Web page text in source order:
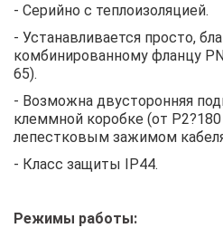
- Серийно с теплоизоляцией.
- Устанавливается просто,
комбинированному фланцу
65).
- Возможна двусторонняя
клеммной коробке (от
лепестковым зажимом
- Класс защиты IP44.
Режимы работы: